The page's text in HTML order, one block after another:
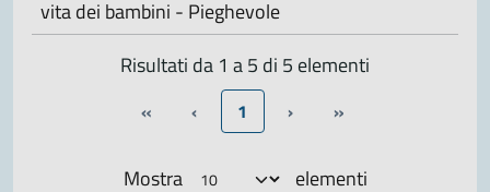
vita dei bambini - Pieghevole
Risultati da 1 a 5 di 5 elementi
« ‹ 1 › »
Mostra elementi